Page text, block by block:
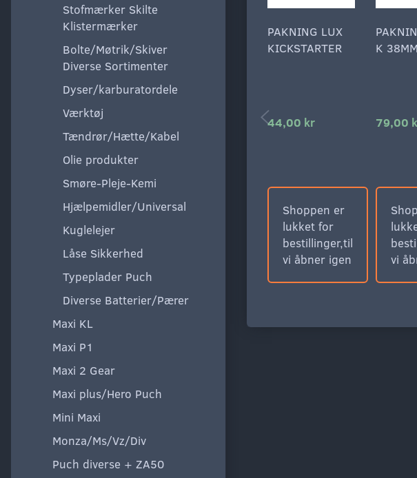
Stofmærker Skilte
Klistermærker
Bolte/Møtrik/Skiver
Diverse Sortimenter
Dyser/karburatordele
Værktøj
Tændrør/Hætte/Kabel
Olie produkter
Smøre-Pleje-Kemi
Hjælpemidler/Universal
Kuglelejer
Låse Sikkerhed
Typeplader Puch
Diverse Batterier/Pærer
Maxi KL
Maxi P1
Maxi 2 Gear
Maxi plus/Hero Puch
Mini Maxi
Monza/Ms/Vz/Div
Puch diverse + ZA50
PAKNING LUX
KICKSTARTER
44,00 kr
Shoppen er
lukket for
bestillinger,til
vi åbner igen
K
79,00
vi